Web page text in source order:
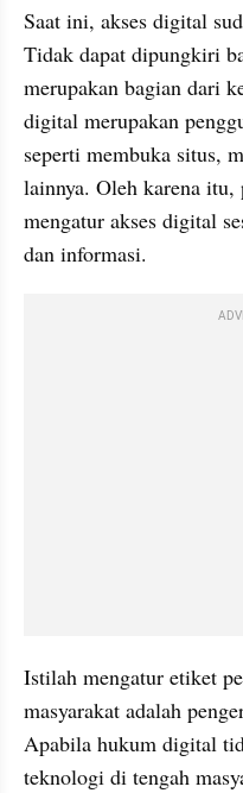
Saat ini, akses digital
Tidak dapat dipungkiri
merupakan bagian dari
digital merupakan
seperti membuka situs,
lainnya. Oleh karena itu,
mengatur akses digital
dan informasi.
Istilah mengatur etiket
masyarakat adalah
Apabila hukum digital
teknologi di tengah